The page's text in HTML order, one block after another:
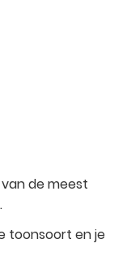
de meest
toonsoort en je